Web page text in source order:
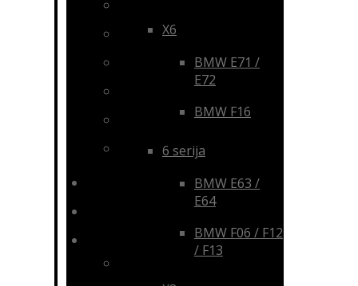
Posūkiai
Numerių apšvietimas
Priedai
Aksesuarai ir kvepalai
X6
BMW E71 /
E72
BMW F16
6 serija
BMW E63 /
E64
BMW F06 / F12
/ F13